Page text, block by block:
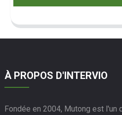
À PROPOS D'INTERVIO
Fondée en 2004, Mutong est l'un